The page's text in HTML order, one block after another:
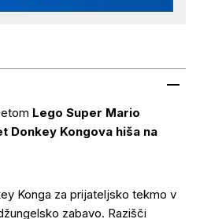
Lego Super Mario
Donkey Kongova hiša na
Konga za prijateljsko tekmo v
zabavo. Razišči